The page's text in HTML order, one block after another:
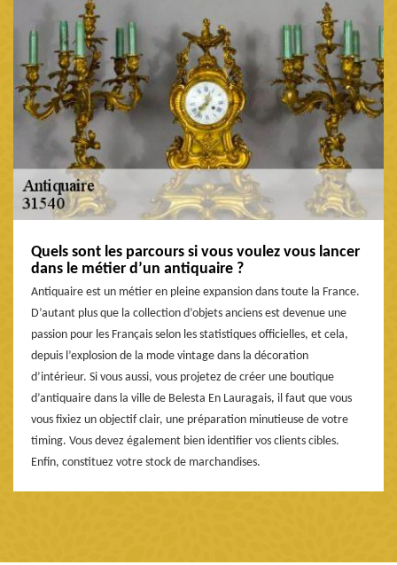
Quels sont les parcours si vous voulez vous lancer
dans le métier d’un antiquaire ?
Antiquaire est un métier en pleine expansion dans toute la France.
D’autant plus que la collection d’objets anciens est devenue une
passion pour les Français selon les statistiques officielles, et cela,
depuis l’explosion de la mode vintage dans la décoration
d’intérieur. Si vous aussi, vous projetez de créer une boutique
d’antiquaire dans la ville de Belesta En Lauragais, il faut que vous
vous fixiez un objectif clair, une préparation minutieuse de votre
timing. Vous devez également bien identifier vos clients cibles.
Enfin, constituez votre stock de marchandises.